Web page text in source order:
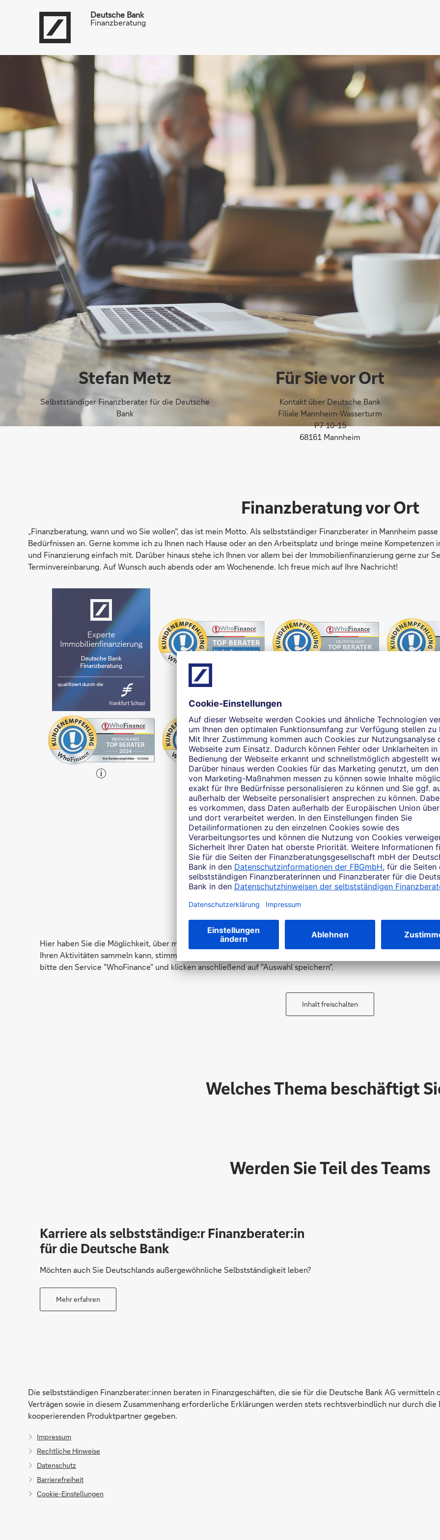
Deutsche Bank
Finanzberatung
Stefan Metz
Selbstständiger Finanzberater für die Deutsche
Bank
Für Sie vor Ort
Kontakt über Deutsche Bank
Filiale Mannheim-Wasserturm
P7 10-15
68161 Mannheim
Finanzberatung vor Ort
„Finanzberatung, wann und wo Sie wollen", das ist mein Motto. Als selbstständiger Finanzberater in Mannheim
Bedürfnissen an. Gerne komme ich zu Ihnen nach Hause oder an den Arbeitsplatz und bringe meine Kompetenzen
und Finanzierung einfach mit. Darüber hinaus stehe ich Ihnen vor allem bei der Immobilienfinanzierung gerne zur
Terminvereinbarung. Auf Wunsch auch abends oder am Wochenende. Ich freue mich auf Ihre Nachricht!
Das sagen Kunden über mich
Kundenbewertungen einsehen
Hier haben Sie die Möglichkeit, über mich auf der Bewertungsplattform WhoFinance abgegebene
Ihren Aktivitäten sammeln kann, stimmen Sie der Nutzung des Services bitte zunächst zu. Per Klick gelangen
bitte den Service "WhoFinance" und klicken anschließend auf "Auswahl speichern".
Inhalt freischalten
Welches Thema beschäftigt
Werden Sie Teil des Teams
Karriere als selbstständige:r Finanzberater:in
für die Deutsche Bank
Möchten auch Sie Deutschlands außergewöhnliche Selbstständigkeit leben?
Mehr erfahren
Die selbstständigen Finanzberater:innen beraten in Finanzgeschäften, die sie für die Deutsche Bank AG
Verträgen sowie in diesem Zusammenhang erforderliche Erklärungen werden stets rechtsverbindlich nur durch
kooperierenden Produktpartner gegeben.
Impressum
Rechtliche Hinweise
Datenschutz
Barrierefreiheit
Cookie-Einstellungen